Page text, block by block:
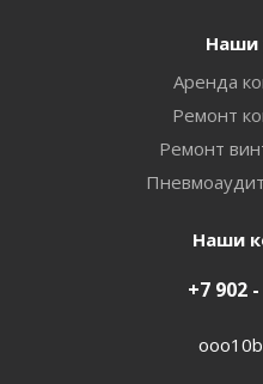
Наши
Аренда
Ремонт
Ремонт
Наши
+7 902